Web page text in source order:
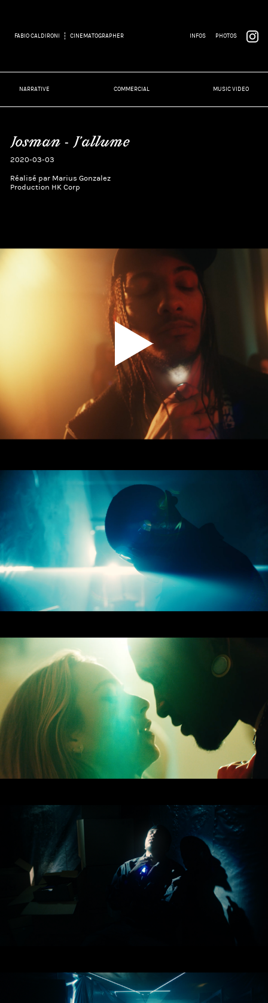
FABIO CALDIRONI CINEMATOGRAPHER INFOS PHOTOS
NARRATIVE COMMERCIAL MUSIC VIDEO
Josman - J'allume
2020-03-03
Réalisé par Marius Gonzalez
Production HK Corp